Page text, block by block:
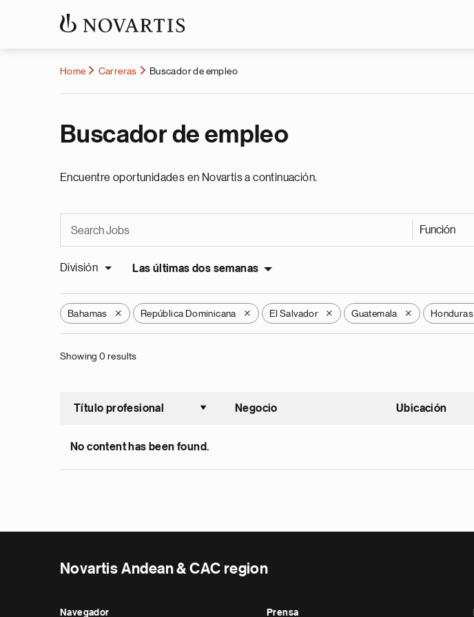
Home Carreras Buscador de empleo
Buscador de empleo
Encuentre oportunidades en Novartis a continuación.
Función
División Las últimas dos semanas
Bahamas X República Dominicana X El Salvador X Guatemala X Honduras
Showing 0 results
Título profesional
Ordenar ascendente
Negocio Ubicación
No content has been found.
Novartis Andean & CAC region
Navegador Prensa